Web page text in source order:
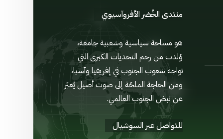
منتدى الخُضر الأفروآسيوي
هو مساحة سياسية وشعبية جامعة،
وُلدت من رحم التحديات الكبرى التي
تواجه شعوب الجنوب في إفريقيا وآسيا،
ومن الحاجة الملحّة إلى صوت أصيل يُعبّر
عن نبض الجنوب العالمي.
للتواصل عبر السوشيال